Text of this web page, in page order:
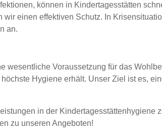
können in Kindertagesstätten
einen effektiven Schutz. In
an.
wesentliche Voraussetzung für das
Hygiene erhält. Unser Ziel ist es,
in der Kindertagesstättenhygiene
zu unseren Angeboten!